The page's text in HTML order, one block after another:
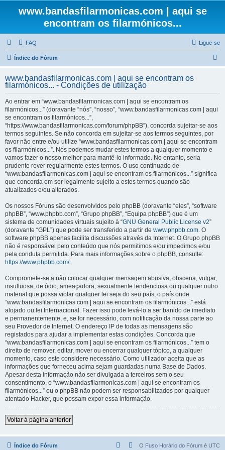
www.bandasfilarmonicas.com | aqui se
encontram os filarmónicos...
FAQ Ligue-se
Índice do Fórum
q
www.bandasfilarmonicas.com | aqui se encontram os
filarmónicos... - Condições de utilização
Ao entrar em “www.bandasfilarmonicas.com | aqui se encontram os
filarmónicos...” (doravante “nós”, “nosso”, “www.bandasfilarmonicas.com | aqui
se encontram os filarmónicos...”,
“https://www.bandasfilarmonicas.com/forum/phpBB”), concorda sujeitar-se aos
termos seguintes. Se não concorda em sujeitar-se aos termos seguintes, por
favor não entre e/ou utilize “www.bandasfilarmonicas.com | aqui se encontram
os filarmónicos...”. Nós podemos mudar estes termos a qualquer momento e
vamos fazer o nosso melhor para mantê-lo informado. No entanto, seria
prudente rever regularmente estes termos. O uso continuado de
“www.bandasfilarmonicas.com | aqui se encontram os filarmónicos...” significa
que concorda em ser legalmente sujeito a estes termos quando são
atualizados e/ou alterados.
Os nossos Fóruns são desenvolvidos pelo phpBB (doravante “eles”, “software
phpBB”, “www.phpbb.com”, “Grupo phpBB”, “Equipa phpBB”) que é um
sistema de comunidades virtuais sujeito à “GNU General Public License v2”
(doravante “GPL”) que pode ser transferido a partir de www.phpbb.com. O
software phpBB apenas facilita discussões através da Internet. O Grupo phpBB
não é responsável pelo conteúdo que nós permitimos e/ou impedimos e/ou
pela conduta permitida. Para mais informações sobre o phpBB, consulte:
https://www.phpbb.com/.
Compromete-se a não colocar qualquer mensagem abusiva, obscena, vulgar,
insultuosa, de ódio, ameaçadora, sexualmente tendenciosa ou qualquer outro
material que possa violar qualquer lei seja do seu país, o país onde
“www.bandasfilarmonicas.com | aqui se encontram os filarmónicos...” está
alojado ou lei Internacional. Fazer isso pode levá-lo a ser banido de imediato
e permanentemente, e, se for necessário, com notificação da nossa parte ao
seu Provedor de Internet. O endereço IP de todas as mensagens são
registados para ajudar a implementar estas condições. Concorda que
“www.bandasfilarmonicas.com | aqui se encontram os filarmónicos...” tem o
direito de remover, editar, mover ou encerrar qualquer tópico, a qualquer
momento, caso este considere necessário. Como utilizador aceita que as
informações que forneceu acima sejam guardadas numa Base de Dados.
Apesar desta informação não ser divulgada a terceiros sem o seu
consentimento, o “www.bandasfilarmonicas.com | aqui se encontram os
filarmónicos...” ou o phpBB não podem ser responsabilizados por qualquer
atentado Hacker, que possam expor essa informação.
Voltar à página anterior
Índice do Fórum O Fuso Horário do Fórum é UTC